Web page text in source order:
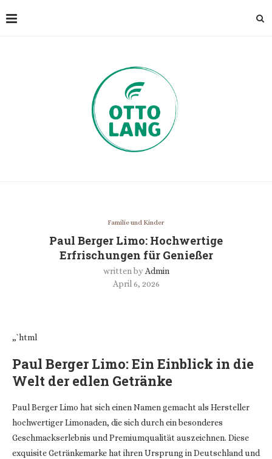
Familie und Kinder
Paul Berger Limo: Hochwertige
Erfrischungen für Genießer
written by Admin
April 6, 2026
„`html
Paul Berger Limo: Ein Einblick in die
Welt der edlen Getränke
Paul Berger Limo hat sich einen Namen gemacht als Hersteller
hochwertiger Limonaden, die sich durch ein besonderes
Geschmackserlebnis und Premiumqualität auszeichnen. Diese
exquisite Getränkemarke hat ihren Ursprung in Deutschland und